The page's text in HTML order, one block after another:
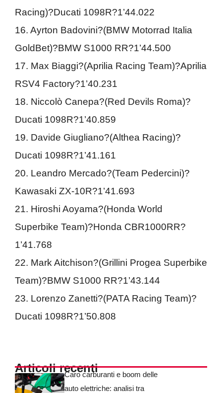
Racing)?Ducati 1098R?1’44.022
16. Ayrton Badovini?(BMW Motorrad Italia
GoldBet)?BMW S1000 RR?1’44.500
17. Max Biaggi?(Aprilia Racing Team)?Aprilia
RSV4 Factory?1’40.231
18. Niccolò Canepa?(Red Devils Roma)?
Ducati 1098R?1’40.859
19. Davide Giugliano?(Althea Racing)?
Ducati 1098R?1’41.161
20. Leandro Mercado?(Team Pedercini)?
Kawasaki ZX-10R?1’41.693
21. Hiroshi Aoyama?(Honda World
Superbike Team)?Honda CBR1000RR?
1’41.768
22. Mark Aitchison?(Grillini Progea Superbike
Team)?BMW S1000 RR?1’43.144
23. Lorenzo Zanetti?(PATA Racing Team)?
Ducati 1098R?1’50.808
Articoli recentiCaro carburanti e boom delle
auto elettriche: analisi tra